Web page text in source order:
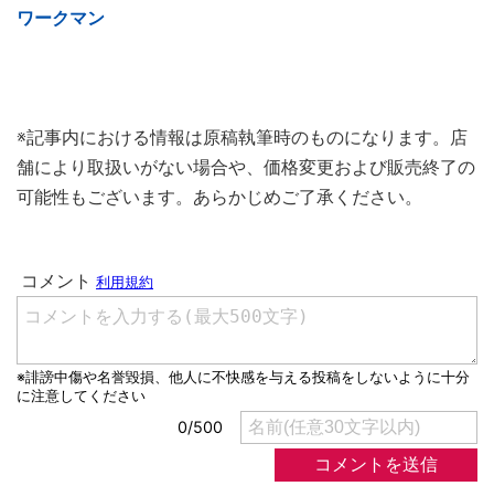
ワークマン
※記事内における情報は原稿執筆時のものになります。店
舗により取扱いがない場合や、価格変更および販売終了の
可能性もございます。あらかじめご了承ください。